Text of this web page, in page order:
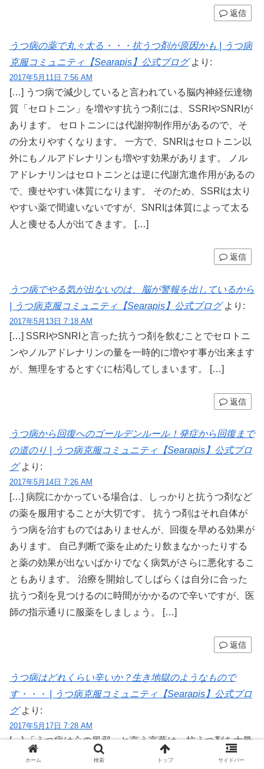
返信
うつ病の薬で丸々太る・・・抗うつ剤が原因かも | うつ病
克服コミュニティ【Searapis】公式ブログ より:
2017年5月11日 7:56 AM
[…] うつ病で減少していると言われている脳内神経伝達物
質「セロトニン」を増やす抗うつ剤には、SSRIやSNRIが
あります。 セロトニンには代謝抑制作用があるので、そ
の分太りやすくなります。 一方で、SNRIはセロトニン以
外にもノルアドレナリンも増やす効果があります。 ノル
アドレナリンはセロトニンとは逆に代謝亢進作用があるの
で、痩せやすい体質になります。 そのため、SSRIは太り
やすい薬で間違いないですが、SNRIは体質によって太る
人と痩せる人が出てきます。 […]
返信
うつ病でやる気が出ないのは、脳が警報を出しているから
| うつ病克服コミュニティ【Searapis】公式ブログ より:
2017年5月13日 7:18 AM
[…] SSRIやSNRIと言った抗うつ剤を飲むことでセロトニ
ンやノルアドレナリンの量を一時的に増やす事が出来ます
が、無理をするとすぐに枯渇してしまいます。 […]
返信
うつ病から回復へのゴールデンルール！発症から回復まで
の道のり | うつ病克服コミュニティ【Searapis】公式ブロ
グ より:
2017年5月14日 7:26 AM
[…] 病院にかかっている場合は、しっかりと抗うつ剤など
の薬を服用することが大切です。 抗うつ剤はそれ自体が
うつ病を治すものではありませんが、回復を早める効果が
あります。 自己判断で薬を止めたり飲まなかったりする
と薬の効果が出ないばかりでなく病気がさらに悪化するこ
ともあります。 治療を開始してしばらくは自分に合った
抗うつ剤を見つけるのに時間がかかるので辛いですが、医
師の指示通りに服薬をしましょう。 […]
返信
うつ病はどれくらい辛いか？生き地獄のようなもので
す・・・ | うつ病克服コミュニティ【Searapis】公式ブロ
グ より:
2017年5月17日 7:28 AM
[…] 「うつ病は心の風邪」と言う言葉は、抗うつ剤を大量
に販売するために製薬会社が作ったキャッチコピーに過ぎ
ホーム 検索 トップ サイドバー